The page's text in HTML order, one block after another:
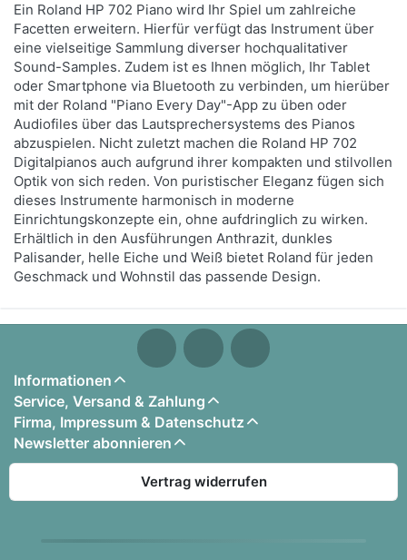
Ein Roland HP 702 Piano wird Ihr Spiel um zahlreiche
Facetten erweitern. Hierfür verfügt das Instrument über
eine vielseitige Sammlung diverser hochqualitativer
Sound-Samples. Zudem ist es Ihnen möglich, Ihr Tablet
oder Smartphone via Bluetooth zu verbinden, um hierüber
mit der Roland "Piano Every Day"-App zu üben oder
Audiofiles über das Lautsprechersystems des Pianos
abzuspielen. Nicht zuletzt machen die Roland HP 702
Digitalpianos auch aufgrund ihrer kompakten und stilvollen
Optik von sich reden. Von puristischer Eleganz fügen sich
dieses Instrumente harmonisch in moderne
Einrichtungskonzepte ein, ohne aufdringlich zu wirken.
Erhältlich in den Ausführungen Anthrazit, dunkles
Palisander, helle Eiche und Weiß bietet Roland für jeden
Geschmack und Wohnstil das passende Design.
Informationen
Service, Versand & Zahlung
Firma, Impressum & Datenschutz
Newsletter abonnieren
Vertrag widerrufen